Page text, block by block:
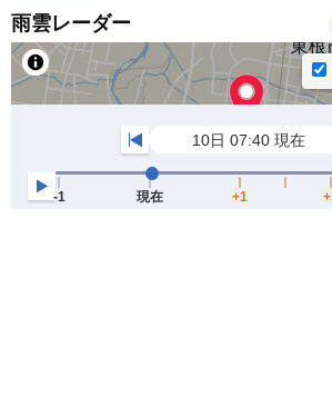
雨雲レーダー